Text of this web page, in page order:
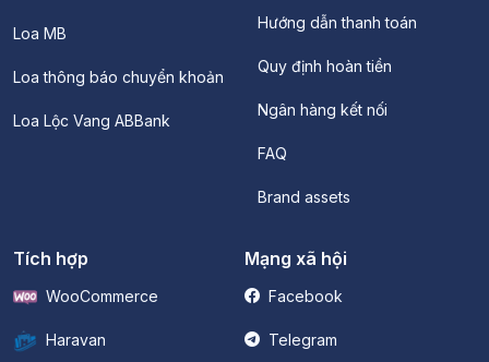
Loa MB
Loa thông báo chuyển khoản
Loa Lộc Vang ABBank
Hướng dẫn thanh toán
Quy định hoàn tiền
Ngân hàng kết nối
FAQ
Brand assets
Tích hợp
WooCommerce
Haravan
Mạng xã hội
Facebook
Telegram